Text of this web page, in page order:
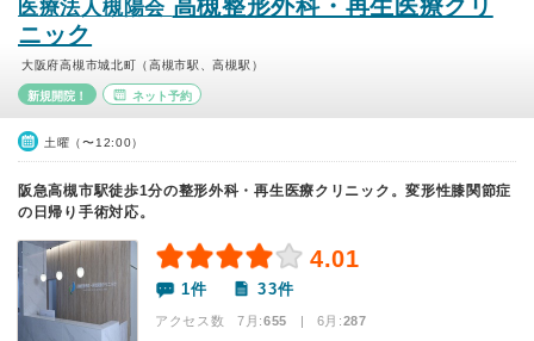
医療法人槻陽会 高槻整形外科・再生医療クリ
ニック
大阪府高槻市城北町（高槻市駅、高槻駅）
新規開院！ ネット予約
土曜（〜12:00）
阪急高槻市駅徒歩1分の整形外科・再生医療クリニック。変形性膝関節症
の日帰り手術対応。
4.01
1件 33件
アクセス数 7月:655 | 6月:287